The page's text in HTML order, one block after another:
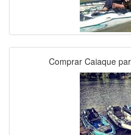
Comprar Caiaque